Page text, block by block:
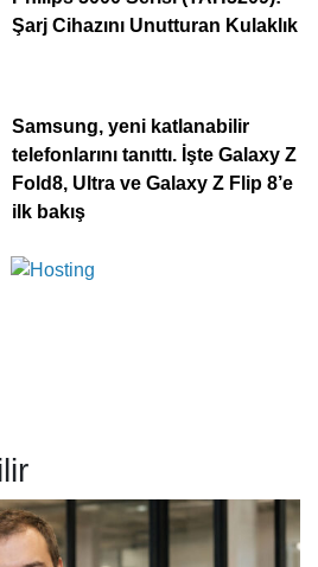
Şarj Cihazını Unutturan Kulaklık
Samsung, yeni katlanabilir
telefonlarını tanıttı. İşte Galaxy Z
Fold8, Ultra ve Galaxy Z Flip 8’e
ilk bakış